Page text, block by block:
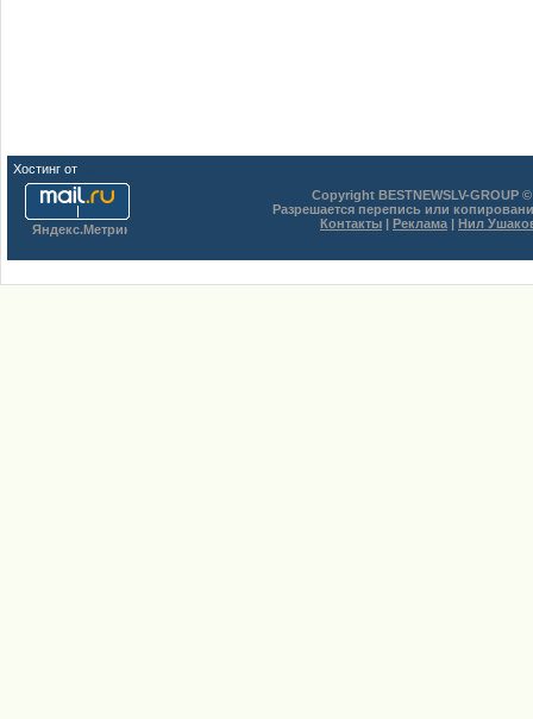
Хостинг от
Copyright BESTNEWSLV-GROUP
Разрешается перепись или
Контакты | Реклама | Нил